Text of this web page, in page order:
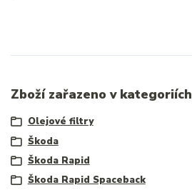
Zboží zařazeno v kategoriích
Olejové filtry
Škoda
Škoda Rapid
Škoda Rapid Spaceback